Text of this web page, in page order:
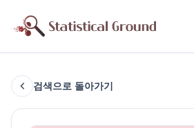
검색으로 돌아가기